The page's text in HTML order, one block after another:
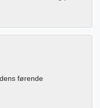
førende